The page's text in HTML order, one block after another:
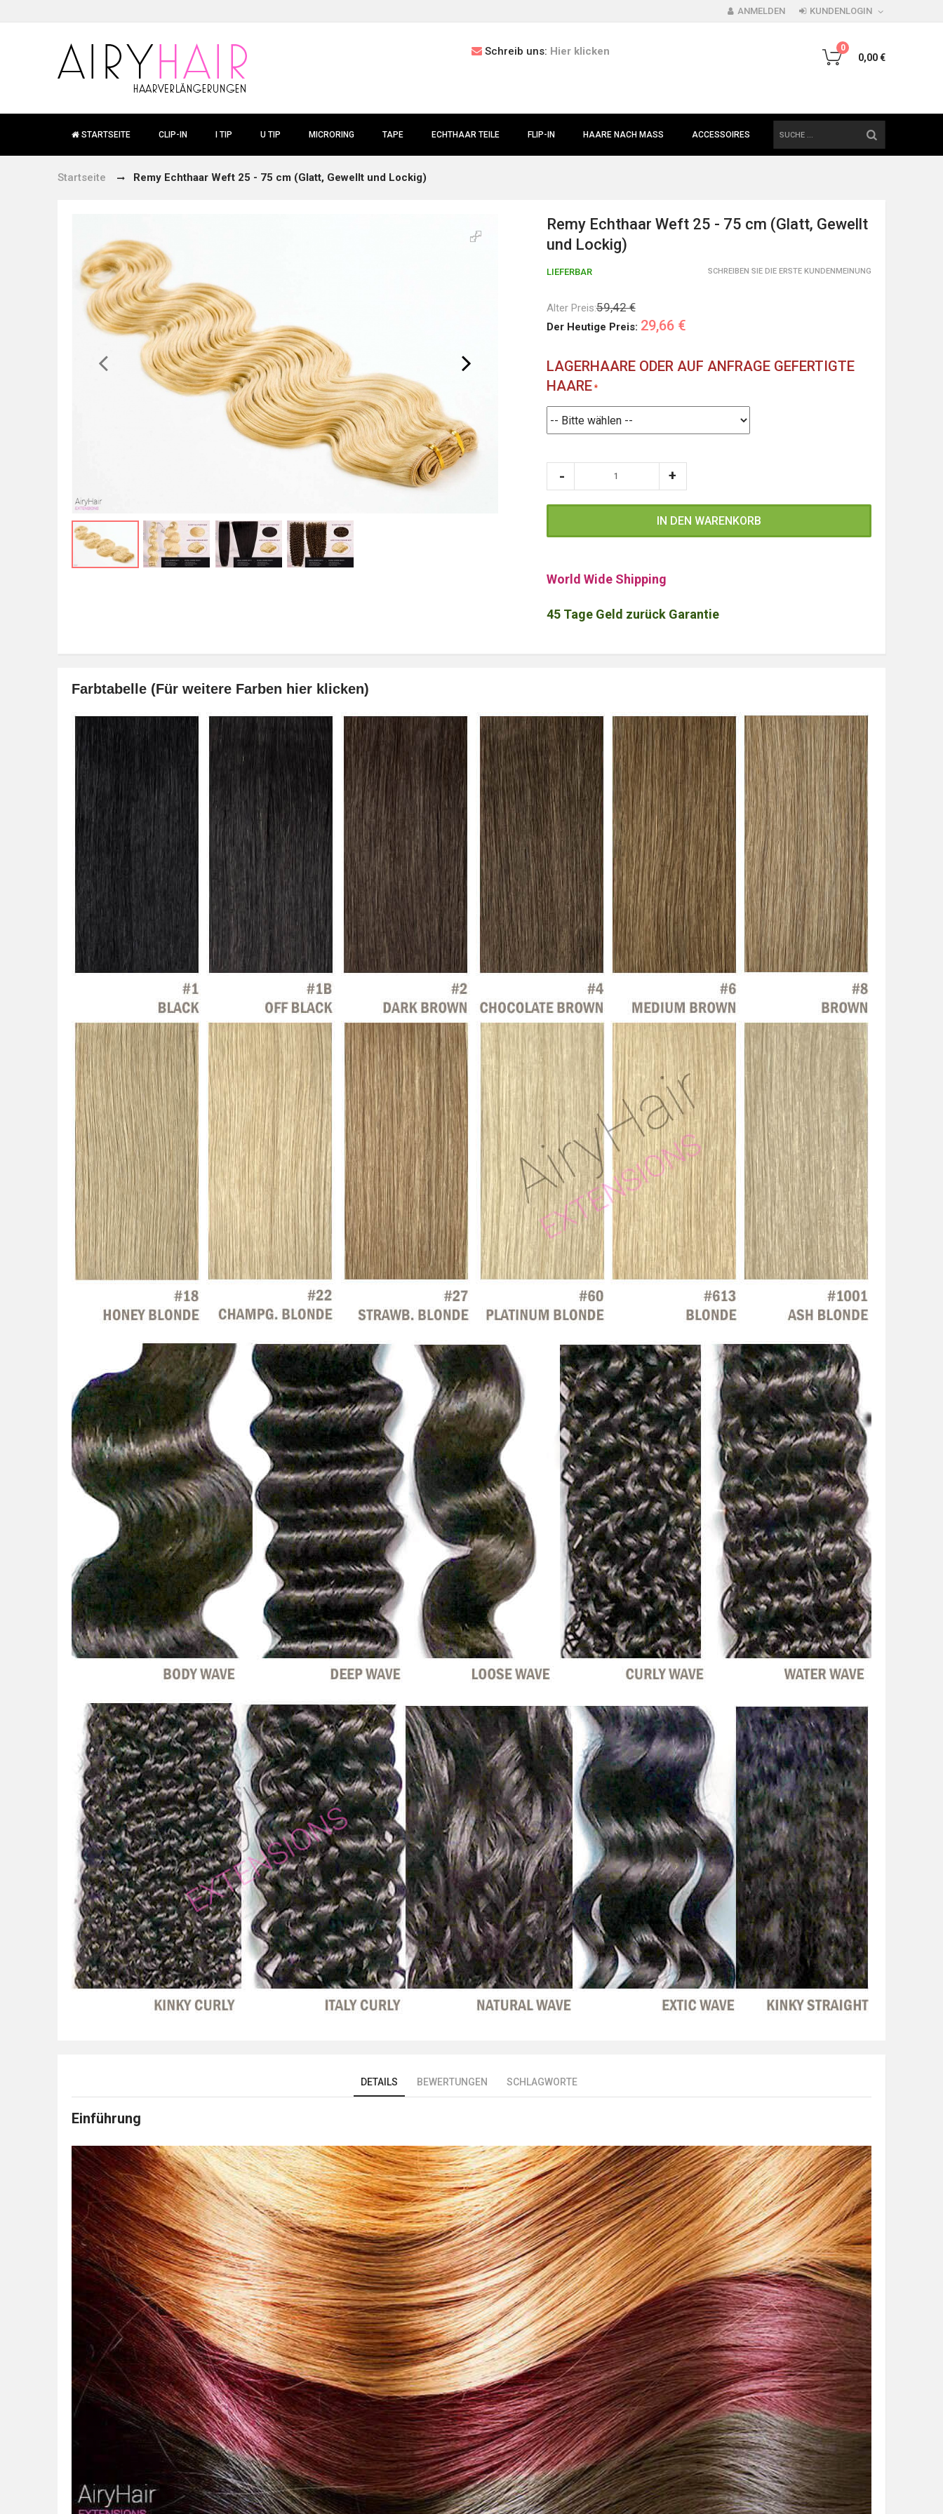
ANMELDEN KUNDENLOGIN
Schreib uns: Hier klicken 0
0,00 €
STARTSEITE CLIP-IN I TIP U TIP MICRORING TAPE ECHTHAAR TEILE FLIP-IN HAARE NACH MASS ACCESSOIRES
Startseite Remy Echthaar Weft 25 - 75 cm (Glatt, Gewellt und Lockig)
Remy Echthaar Weft 25 - 75 cm (Glatt, Gewellt
und Lockig)
SCHREIBEN SIE DIE ERSTE KUNDENMEINUNG
LIEFERBAR
Alter Preis:59,42 €
Der Heutige Preis: 29,66 €
LAGERHAARE ODER AUF ANFRAGE GEFERTIGTE
HAARE
IN DEN WARENKORB
World Wide Shipping
45 Tage Geld zurück Garantie
Farbtabelle (Für weitere Farben hier klicken)
DETAILS BEWERTUNGEN SCHLAGWORTE
Einführung